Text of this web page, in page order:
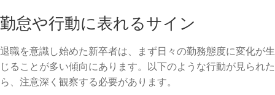
勤怠や行動に表れるサイン
退職を意識し始めた新卒者は、まず日々の勤務態度に変化が生
じることが多い傾向にあります。以下のような行動が見られた
ら、注意深く観察する必要があります。